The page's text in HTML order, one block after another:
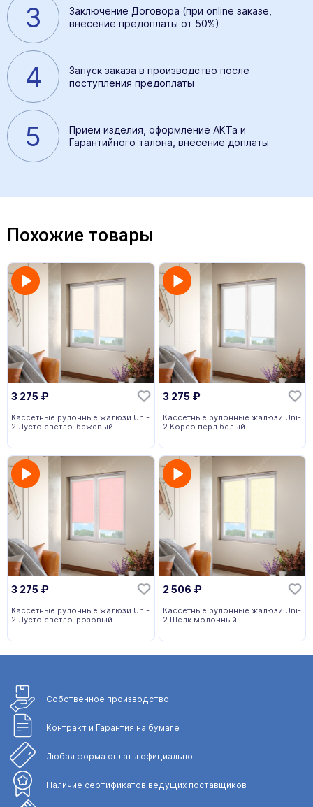
3
Заключение Договора (при online заказе,
внесение предоплаты от 50%)
4
Запуск заказа в производство после
поступления предоплаты
5
Прием изделия, оформление АКТа и
Гарантийного талона, внесение доплаты
Похожие товары
3 275 ₽
Кассетные рулонные жалюзи Uni-
2 Лусто светло-бежевый
3 275 ₽
Кассетные рулонные жалюзи Uni-
2 Корсо перл белый
3 275 ₽
Кассетные рулонные жалюзи Uni-
2 Лусто светло-розовый
2 506 ₽
Кассетные рулонные жалюзи Uni-
2 Шелк молочный
Собственное производство
Контракт и Гарантия на бумаге
Любая форма оплаты официально
Наличие сертификатов ведущих поставщиков